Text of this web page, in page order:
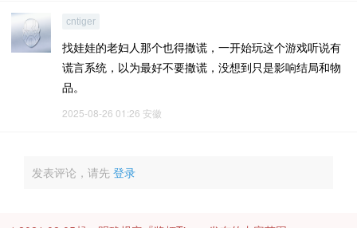
cntiger
找娃娃的老妇人那个也得撒谎，一开始玩这个游戏听说有
谎言系统，以为最好不要撒谎，没想到只是影响结局和物
品。
2025-08-26 01:26 安徽
发表评论，请先 登录